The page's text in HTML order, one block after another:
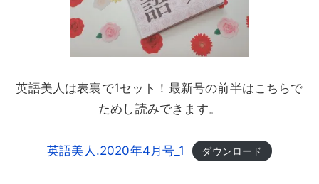
英語美人は表裏で1セット！最新号の前半はこちらで
ためし読みできます。
英語美人.2020年4月号_1 ダウンロード